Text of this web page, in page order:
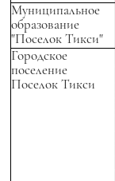
Муниципальное
образование
"Поселок Тикси"
Городское
поселение
Поселок Тикси